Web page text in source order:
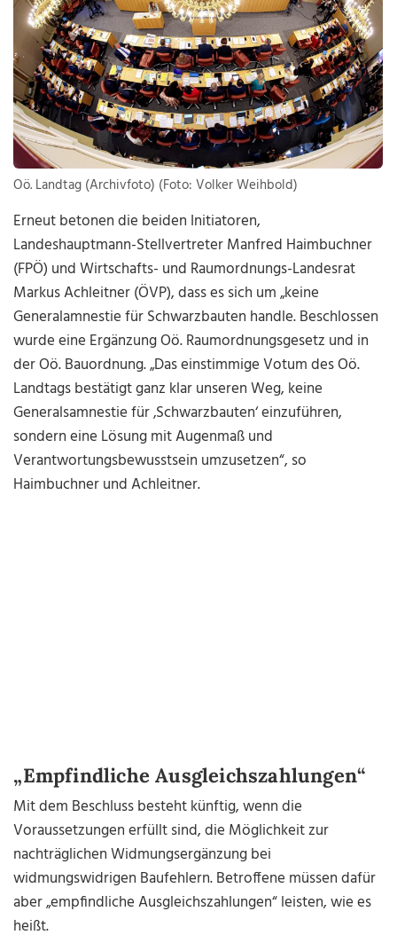
Oö. Landtag (Archivfoto) (Foto: Volker Weihbold)
Erneut betonen die beiden Initiatoren,
Landeshauptmann-Stellvertreter Manfred Haimbuchner
(FPÖ) und Wirtschafts- und Raumordnungs-Landesrat
Markus Achleitner (ÖVP), dass es sich um „keine
Generalamnestie für Schwarzbauten handle. Beschlossen
wurde eine Ergänzung Oö. Raumordnungsgesetz und in
der Oö. Bauordnung. „Das einstimmige Votum des Oö.
Landtags bestätigt ganz klar unseren Weg, keine
Generalsamnestie für ‚Schwarzbauten‘ einzuführen,
sondern eine Lösung mit Augenmaß und
Verantwortungsbewusstsein umzusetzen“, so
Haimbuchner und Achleitner.
„Empfindliche Ausgleichszahlungen“
Mit dem Beschluss besteht künftig, wenn die
Voraussetzungen erfüllt sind, die Möglichkeit zur
nachträglichen Widmungsergänzung bei
widmungswidrigen Baufehlern. Betroffene müssen dafür
aber „empfindliche Ausgleichszahlungen“ leisten, wie es
heißt.